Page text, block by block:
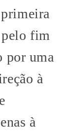
fim
por uma
à
à